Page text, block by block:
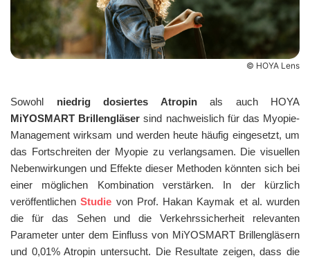
© HOYA Lens
Sowohl niedrig dosiertes Atropinals auch HOYA
MiYOSMART Brillengläsersind nachweislich für das Myopie-
Management wirksam und werden heute häufig eingesetzt, um
das Fortschreiten der Myopie zu verlangsamen. Die visuellen
Nebenwirkungen und Effekte dieser Methoden könnten sich bei
einer möglichen Kombination verstärken. In der kürzlich
veröffentlichenStudie von Prof. Hakan Kaymak et al. wurden
die für das Sehen und die Verkehrssicherheit relevanten
Parameter unter dem Einfluss von MiYOSMART Brillengläsern
und 0,01% Atropin untersucht. Die Resultate zeigen, dass die